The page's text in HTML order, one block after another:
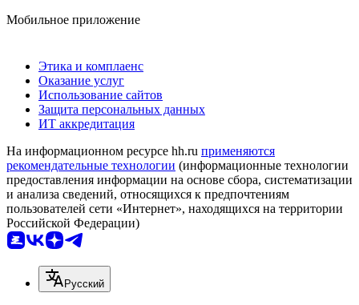
Мобильное приложение
Этика и комплаенс
Оказание услуг
Использование сайтов
Защита персональных данных
ИТ аккредитация
На информационном ресурсе hh.ru применяются
рекомендательные технологии (информационные технологии
предоставления информации на основе сбора, систематизации
и анализа сведений, относящихся к предпочтениям
пользователей сети «Интернет», находящихся на территории
Российской Федерации)
Русский